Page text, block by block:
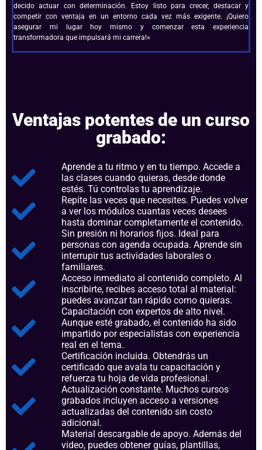
decido actuar con determinación. Estoy listo para crecer, destacar y
competir con ventaja en un entorno cada vez más exigente. ¡Quiero
asegurar mi lugar hoy mismo y comenzar esta experiencia
transformadora que impulsará mi carrera!»
Ventajas potentes de un curso
grabado:
Aprende a tu ritmo y en tu tiempo. Accede a
las clases cuando quieras, desde donde
estés. Tú controlas tu aprendizaje.
Repite las veces que necesites. Puedes volver
a ver los módulos cuantas veces desees
hasta dominar completamente el contenido.
Sin presión ni horarios fijos. Ideal para
personas con agenda ocupada. Aprende sin
interrupir tus actividades laborales o
familiares.
Acceso inmediato al contenido completo. Al
inscribirte, recibes acceso total al material:
puedes avanzar tan rápido como quieras.
Capacitación con expertos de alto nivel.
Aunque esté grabado, el contenido ha sido
impartido por especialistas con experiencia
real en el tema.
Certificación incluida. Obtendrás un
certificado que avala tu capacitación y
refuerza tu hoja de vida profesional.
Actualización constante. Muchos cursos
grabados incluyen acceso a versiones
actualizadas del contenido sin costo
adicional.
Material descargable de apoyo. Además del
video, puedes obtener guías, plantillas,